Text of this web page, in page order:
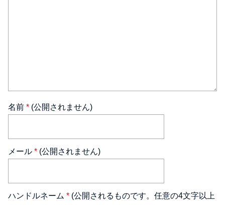
名前 * (公開されません)
メール * (公開されません)
ハンドルネーム * (公開されるものです。任意の4文字以上